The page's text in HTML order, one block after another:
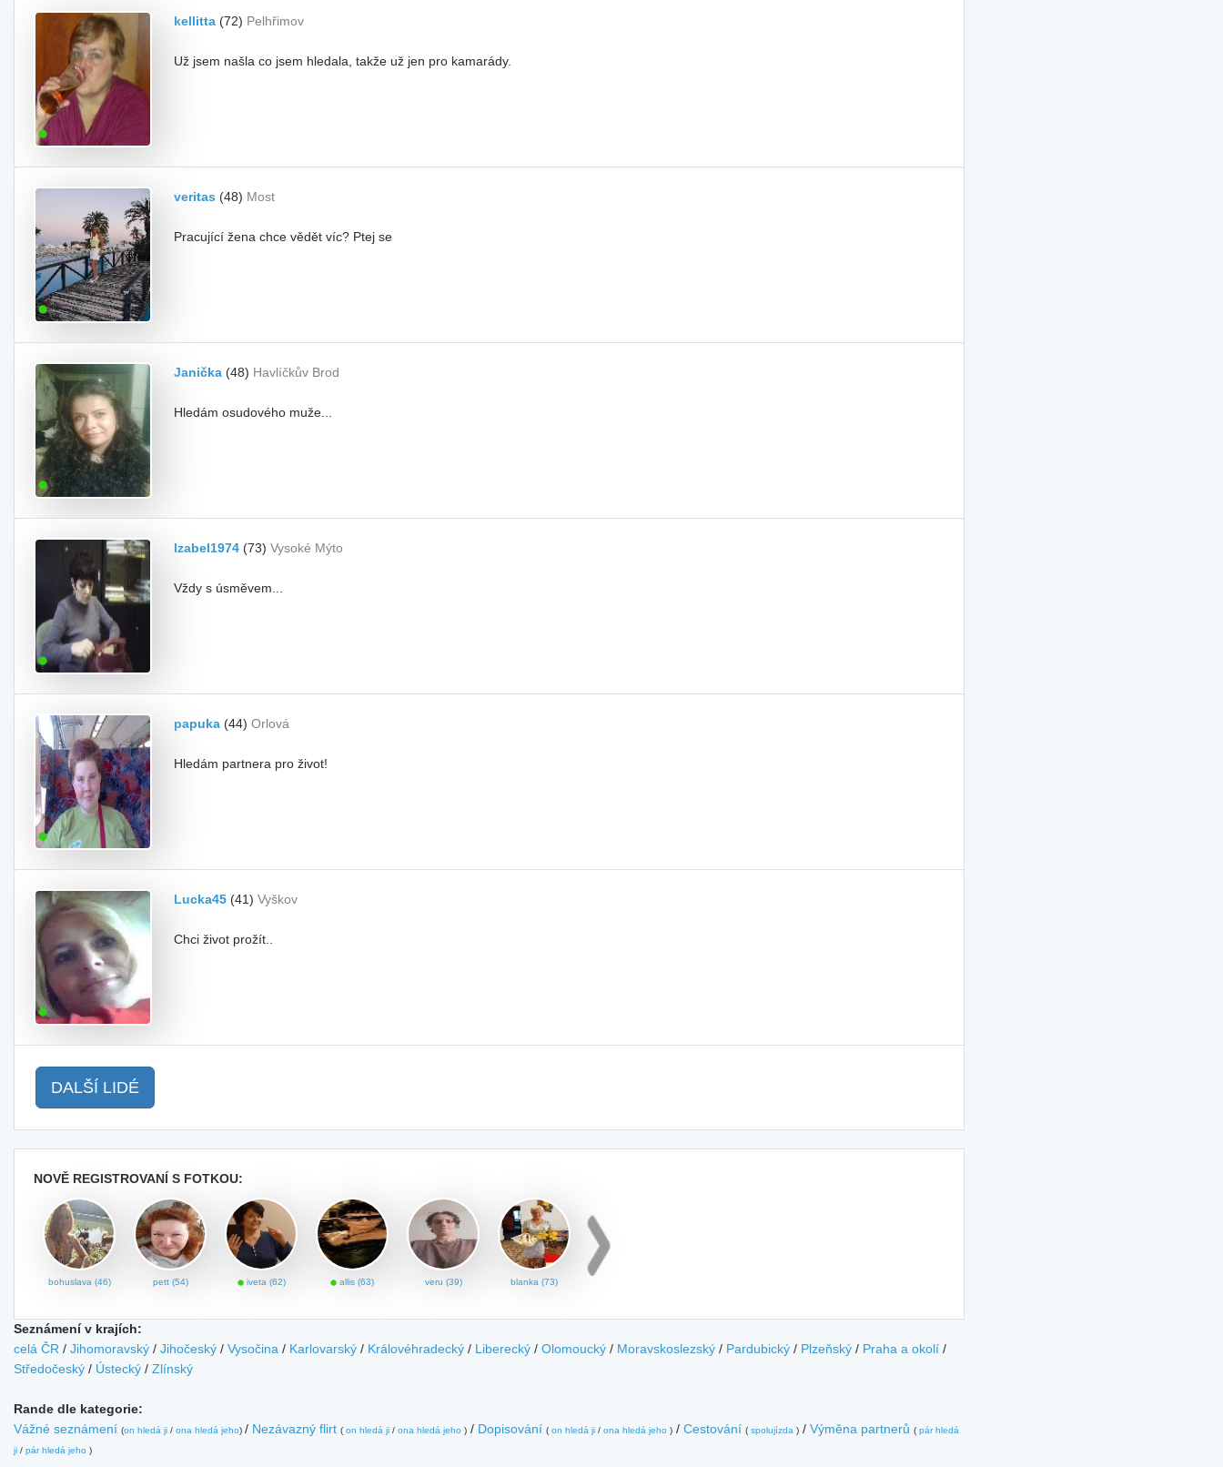
kellitta (72) Pelhřimov
Už jsem našla co jsem hledala, takže už jen pro kamarády.
veritas (48) Most
Pracující žena chce vědět víc? Ptej se
Janička (48) Havlíčkův Brod
Hledám osudového muže...
Izabel1974 (73) Vysoké Mýto
Vždy s úsměvem...
papuka (44) Orlová
Hledám partnera pro život!
Lucka45 (41) Vyškov
Chci život prožít..
DALŠÍ LIDÉ
NOVĚ REGISTROVANÍ S FOTKOU:
bohuslava (46) pett (54) iveta (62) allis (63) veru (39) blanka (73)
Seznámení v krajích:
celá ČR / Jihomoravský / Jihočeský / Vysočina / Karlovarský / Královéhradecký / Liberecký / Olomoucký / Moravskoslezský / Pardubický / Plzeňský / Praha a okolí /
Středočeský / Ústecký / Zlínský
Rande dle kategorie:
Vážné seznámení (on hledá ji / ona hledá jeho) / Nezávazný flirt ( on hledá ji / ona hledá jeho ) / Dopisování ( on hledá ji / ona hledá jeho ) / Cestování ( spolujízda ) / Výměna partnerů ( pár hledá
ji / pár hledá jeho )